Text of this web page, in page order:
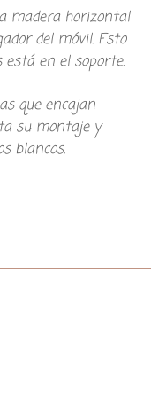
madera horizontal
del móvil. Esto
en el soporte.
que encajan
su montaje y
blancos.